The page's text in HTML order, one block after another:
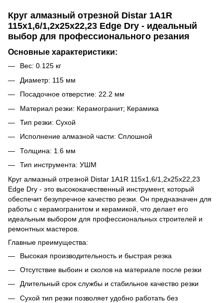
Круг алмазный отрезной Distar 1A1R
115x1,6/1,2x25x22,23 Edge Dry - идеальный
выбор для профессионального резания
Основные характеристики:
Вес: 0.125 кг
Диаметр: 115 мм
Посадочное отверстие: 22.2 мм
Материал резки: Керамогранит; Керамика
Тип резки: Сухой
Исполнение алмазной части: Сплошной
Толщина: 1.6 мм
Тип инструмента: УШМ
Круг алмазный отрезной Distar 1A1R 115x1,6/1,2x25x22,23
Edge Dry - это высококачественный инструмент, который
обеспечит безупречное качество резки. Он предназначен для
работы с керамогранитом и керамикой, что делает его
идеальным выбором для профессиональных строителей и
ремонтных мастеров.
Главные преимущества:
Высокая производительность и быстрая резка
Отсутствие выбоин и сколов на материале после резки
Длительный срок службы и стабильное качество резки
Сухой тип резки позволяет удобно работать без